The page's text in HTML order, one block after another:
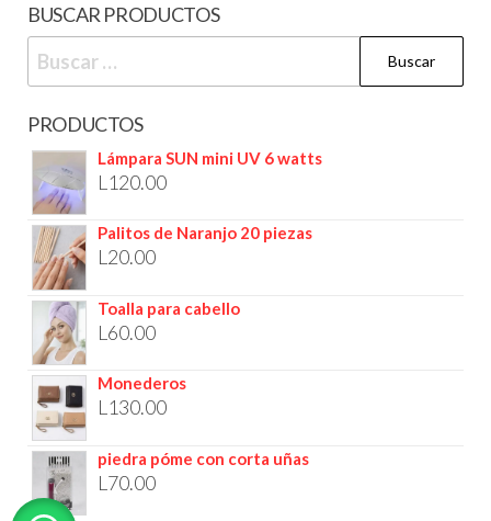
BUSCAR PRODUCTOS
PRODUCTOS
Lámpara SUN mini UV 6 watts
L 120.00
Palitos de Naranjo 20 piezas
L 20.00
Toalla para cabello
L 60.00
Monederos
L 130.00
piedra póme con corta uñas
L 70.00